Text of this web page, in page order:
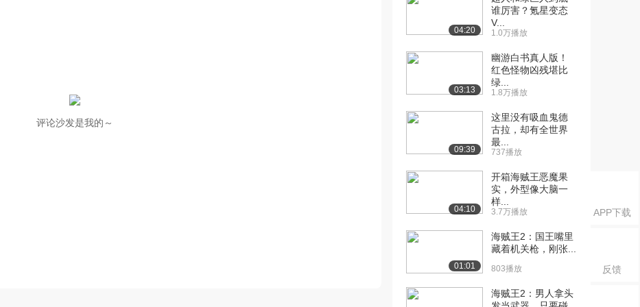
APP下载
反馈
评论沙发是我的～
04:20
谁厉害？氪星变态
V...
1.0万播放
03:13
幽游白书真人版！
红色怪物凶残堪比
绿...
1.8万播放
09:39
这里没有吸血鬼德
古拉，却有全世界
最...
737播放
04:10
开箱海贼王恶魔果
实，外型像大脑一
样...
3.7万播放
01:01
海贼王2：国王嘴里
藏着机关枪，刚张...
803播放
海贼王2：男人拿头